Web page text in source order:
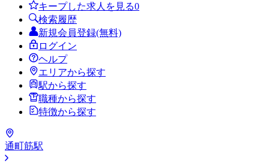
キープした求人を見る0
検索履歴
新規会員登録(無料)
ログイン
ヘルプ
エリアから探す
駅から探す
職種から探す
特徴から探す
通町筋駅